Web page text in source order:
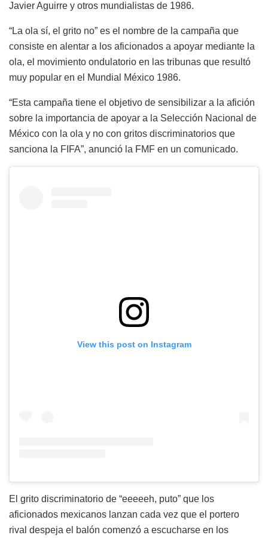
Javier Aguirre y otros mundialistas de 1986.
“La ola sí, el grito no” es el nombre de la campaña que
consiste en alentar a los aficionados a apoyar mediante la
ola, el movimiento ondulatorio en las tribunas que resultó
muy popular en el Mundial México 1986.
“Esta campaña tiene el objetivo de sensibilizar a la afición
sobre la importancia de apoyar a la Selección Nacional de
México con la ola y no con gritos discriminatorios que
sanciona la FIFA”, anunció la FMF en un comunicado.
View this post on Instagram
El grito discriminatorio de “eeeeeh, puto” que los
aficionados mexicanos lanzan cada vez que el portero
rival despeja el balón comenzó a escucharse en los